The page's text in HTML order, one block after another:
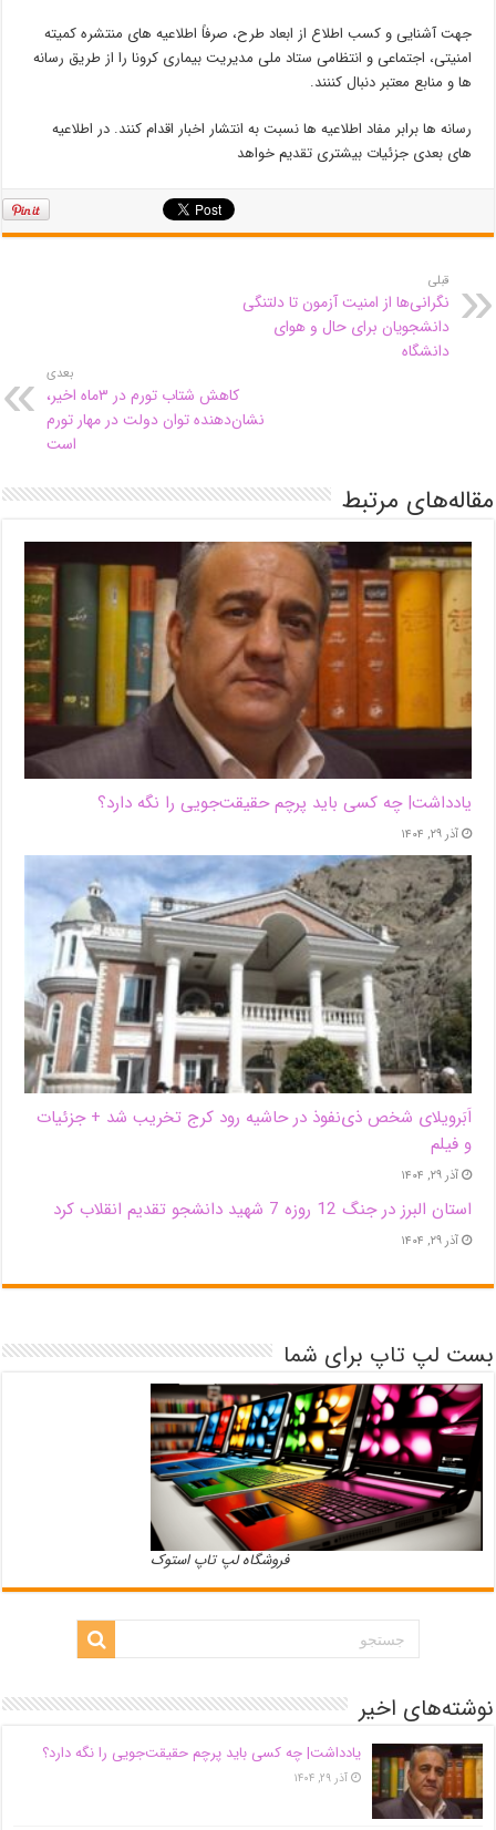
جهت آشنایی و کسب اطلاع از ابعاد طرح، صرفاً اطلاعیه­ های منتشره کمیته
امنیتی، اجتماعی و انتظامی ستاد ملی مدیریت بیماری کرونا را از طریق رسانه
ها و منابع معتبر دنبال کننند.
رسانه­ ها برابر مفاد اطلاعیه ­ها نسبت به انتشار اخبار اقدام کنند. در اطلاعیه
های بعدی جزئیات بیشتری تقدیم خواهد
قبلی
نگرانی‌ها از امنیت آزمون تا دلتنگی
دانشجویان برای حال و هوای
دانشگاه
بعدی
کاهش شتاب تورم در ۳ماه اخیر،
نشان‌دهنده توان دولت در مهار تورم
است
مقاله‌های مرتبط
یادداشت| ‌چه کسی باید پرچم حقیقت‌جویی را نگه دارد؟
آذر ۲۹, ۱۴۰۴
اَبَر‌ویلای شخص ذی‌نفوذ در حاشیه‌ رود کرج تخریب شد + جزئیات
و فیلم
آذر ۲۹, ۱۴۰۴
استان البرز در جنگ 12 روزه 7 شهید دانشجو تقدیم انقلاب کرد
آذر ۲۹, ۱۴۰۴
بست لپ تاپ برای شما
فروشگاه لپ تاپ استوک
نوشته‌های اخیر
یادداشت| ‌چه کسی باید پرچم حقیقت‌جویی را نگه دارد؟
آذر ۲۹, ۱۴۰۴